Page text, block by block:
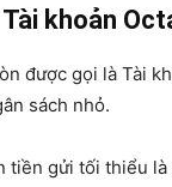
khoản
được gọi là Tài
sách nhỏ.
tiền gửi tối thiểu